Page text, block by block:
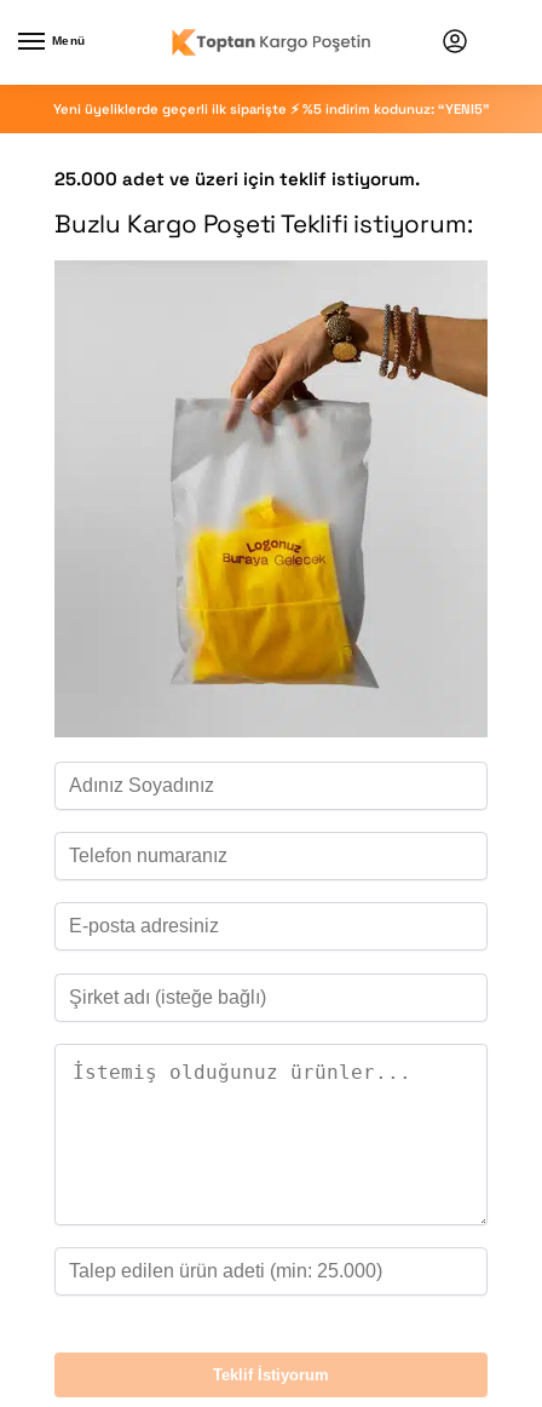
Menü
Yeni üyeliklerde geçerli ilk siparişte ⚡ %5 indirim kodunuz: “YENI5”
25.000 adet ve üzeri için teklif istiyorum.
Buzlu Kargo Poşeti Teklifi istiyorum: